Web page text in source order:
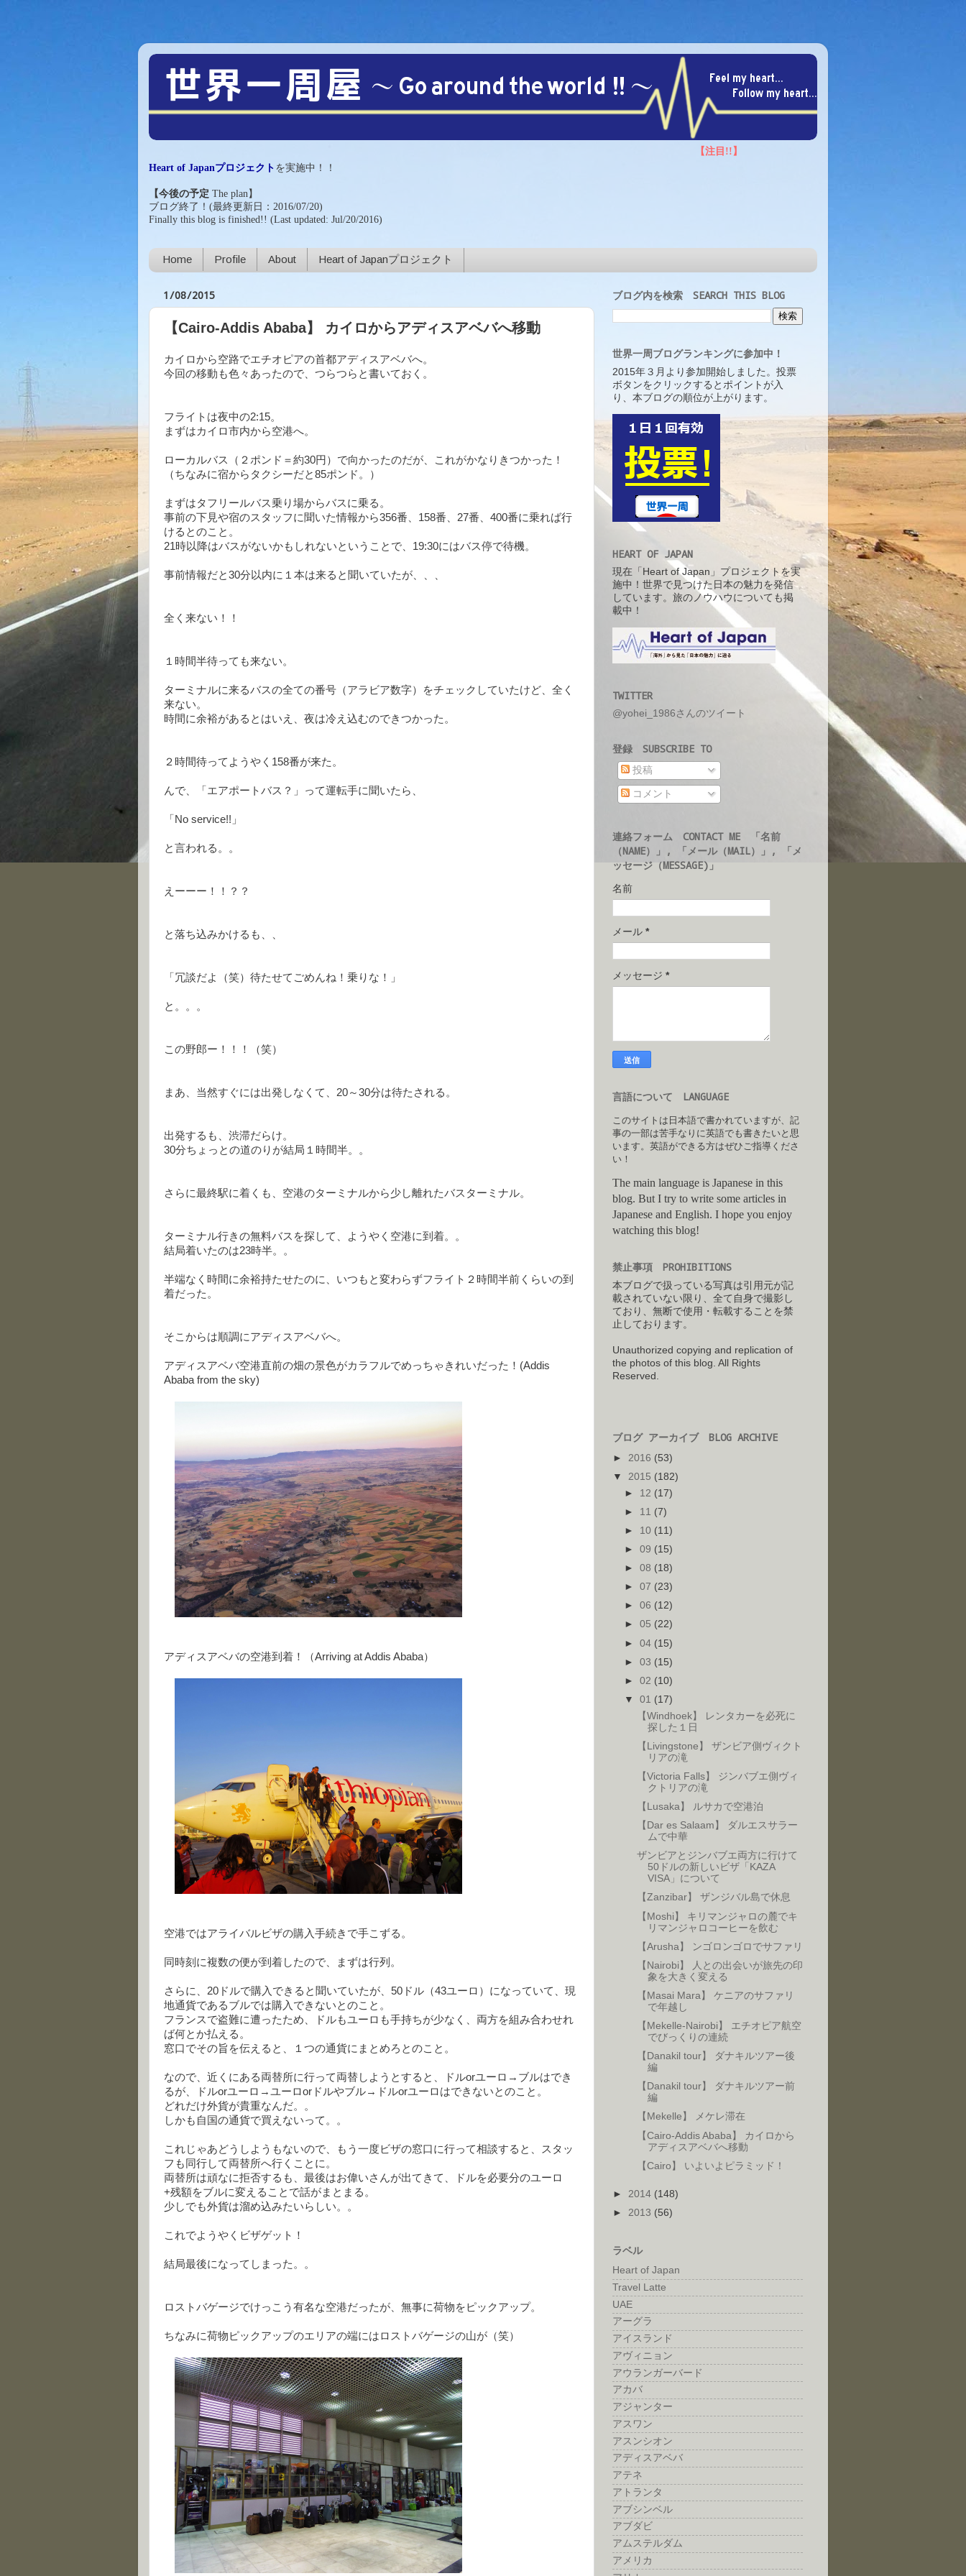
Heart of Japanプロジェクト を実施中！！
【今後の予定 The plan 】
ブログ終了！(最終更新日：2016/07/20)
Finally this blog is finished!! (Last updated: Jul/20/2016)
Home Profile About Heart of Japanプロジェクト
1/08/2015
【Cairo-Addis Ababa】 カイロからアディスアベバへ移動
カイロから空路でエチオピアの首都アディスアベバへ。
今回の移動も色々あったので、つらつらと書いておく。
フライトは夜中の2:15。
まずはカイロ市内から空港へ。
ローカルバス（２ポンド＝約30円）で向かったのだが、これがかなりきつかった！
（ちなみに宿からタクシーだと85ポンド。）
まずはタフリールバス乗り場からバスに乗る。
事前の下見や宿のスタッフに聞いた情報から356番、158番、27番、400番に乗れば行
けるとのこと。
21時以降はバスがないかもしれないということで、19:30にはバス停で待機。
事前情報だと30分以内に１本は来ると聞いていたが、、、
全く来ない！！
１時間半待っても来ない。
ターミナルに来るバスの全ての番号（アラビア数字）をチェックしていたけど、全く
来ない。
時間に余裕があるとはいえ、夜は冷え込むのできつかった。
２時間待ってようやく158番が来た。
んで、「エアポートバス？」って運転手に聞いたら、
「No service!!」
と言われる。。
えーーー！！？？
と落ち込みかけるも、、
「冗談だよ（笑）待たせてごめんね！乗りな！」
と。。。
この野郎ー！！！（笑）
まあ、当然すぐには出発しなくて、20～30分は待たされる。
出発するも、渋滞だらけ。
30分ちょっとの道のりが結局１時間半。。
さらに最終駅に着くも、空港のターミナルから少し離れたバスターミナル。
ターミナル行きの無料バスを探して、ようやく空港に到着。。
結局着いたのは23時半。。
半端なく時間に余裕持たせたのに、いつもと変わらずフライト２時間半前くらいの到
着だった。
そこからは順調にアディスアベバへ。
アディスアベバ空港直前の畑の景色がカラフルでめっちゃきれいだった！(Addis
Ababa from the sky)
アディスアベバの空港到着！（Arriving at Addis Ababa）
空港ではアライバルビザの購入手続きで手こずる。
同時刻に複数の便が到着したので、まずは行列。
さらに、20ドルで購入できると聞いていたが、50ドル（43ユーロ）になっていて、現
地通貨であるブルでは購入できないとのこと。
フランスで盗難に遭ったため、ドルもユーロも手持ちが少なく、両方を組み合わせれ
ば何とか払える。
窓口でその旨を伝えると、１つの通貨にまとめろとのこと。
なので、近くにある両替所に行って両替しようとすると、ドルorユーロ→ブルはでき
るが、ドルorユーロ→ユーロorドルやブル→ドルorユーロはできないとのこと。
どれだけ外貨が貴重なんだ。。
しかも自国の通貨で買えないって。。
これじゃあどうしようもないので、もう一度ビザの窓口に行って相談すると、スタッ
フも同行して両替所へ行くことに。
両替所は頑なに拒否するも、最後はお偉いさんが出てきて、ドルを必要分のユーロ
+残額をブルに変えることで話がまとまる。
少しでも外貨は溜め込みたいらしい。。
これでようやくビザゲット！
結局最後になってしまった。。
ロストバゲージでけっこう有名な空港だったが、無事に荷物をピックアップ。
ちなみに荷物ピックアップのエリアの端にはロストバゲージの山が（笑）
ブログ内を検索 SEARCH THIS BLOG
世界一周ブログランキングに参加中！
2015年３月より参加開始しました。投票
ボタンをクリックするとポイントが入
り、本ブログの順位が上がります。
HEART OF JAPAN
現在「Heart of Japan」プロジェクトを実
施中！世界で見つけた日本の魅力を発信
しています。旅のノウハウについても掲
載中！
TWITTER
@yohei_1986さんのツイート
登録 SUBSCRIBE TO
投稿
コメント
連絡フォーム CONTACT ME 「名前
（NAME）」, 「メール（MAIL）」, 「メ
ッセージ（MESSAGE)」
名前
メール *
メッセージ *
言語について LANGUAGE
このサイトは日本語で書かれていますが、記
事の一部は苦手なりに英語でも書きたいと思
います。英語ができる方はぜひご指導くださ
い！
The main language is Japanese in this
blog. But I try to write some articles in
Japanese and English. I hope you enjoy
watching this blog!
禁止事項 PROHIBITIONS
本ブログで扱っている写真は引用元が記
載されていない限り、全て自身で撮影し
ており、 無断で使用・転載することを禁
止しております。
Unauthorized copying and replication of
the photos of this blog. All Rights
Reserved.
ブログ アーカイブ BLOG ARCHIVE
► 2016 (53)
▼ 2015 (182)
► 12 (17)
► 11 (7)
► 10 (11)
►09 (15)
►08 (18)
►07 (23)
►06 (12)
►05 (22)
►04 (15)
►03 (15)
►02 (10)
▼01 (17)
【Windhoek】 レンタカーを必死に
探した１日
【Livingstone】 ザンビア側ヴィクト
リアの滝
【Victoria Falls】 ジンバブエ側ヴィ
クトリアの滝
【Lusaka】 ルサカで空港泊
【Dar es Salaam】 ダルエスサラー
ムで中華
ザンビアとジンバブエ両方に行けて
50ドルの新しいビザ「KAZA
VISA」について
【Zanzibar】 ザンジバル島で休息
【Moshi】 キリマンジャロの麓でキ
リマンジャロコーヒーを飲む
【Arusha】 ンゴロンゴロでサファリ
【Nairobi】 人との出会いが旅先の印
象を大きく変える
【Masai Mara】 ケニアのサファリ
で年越し
【Mekelle-Nairobi】 エチオピア航空
でびっくりの連続
【Danakil tour】 ダナキルツアー後
編
【Danakil tour】 ダナキルツアー前
編
【Mekelle】 メケレ滞在
【Cairo-Addis Ababa】 カイロから
アディスアベバへ移動
【Cairo】 いよいよピラミッド！
► 2014 (148)
► 2013 (56)
ラベル
Heart of Japan
Travel Latte
UAE
アーグラ
アイスランド
アヴィニョン
アウランガーバード
アカバ
アジャンター
アスワン
アスンシオン
アディスアベバ
アテネ
アトランタ
アブシンベル
アブダビ
アムステルダム
アメリカ